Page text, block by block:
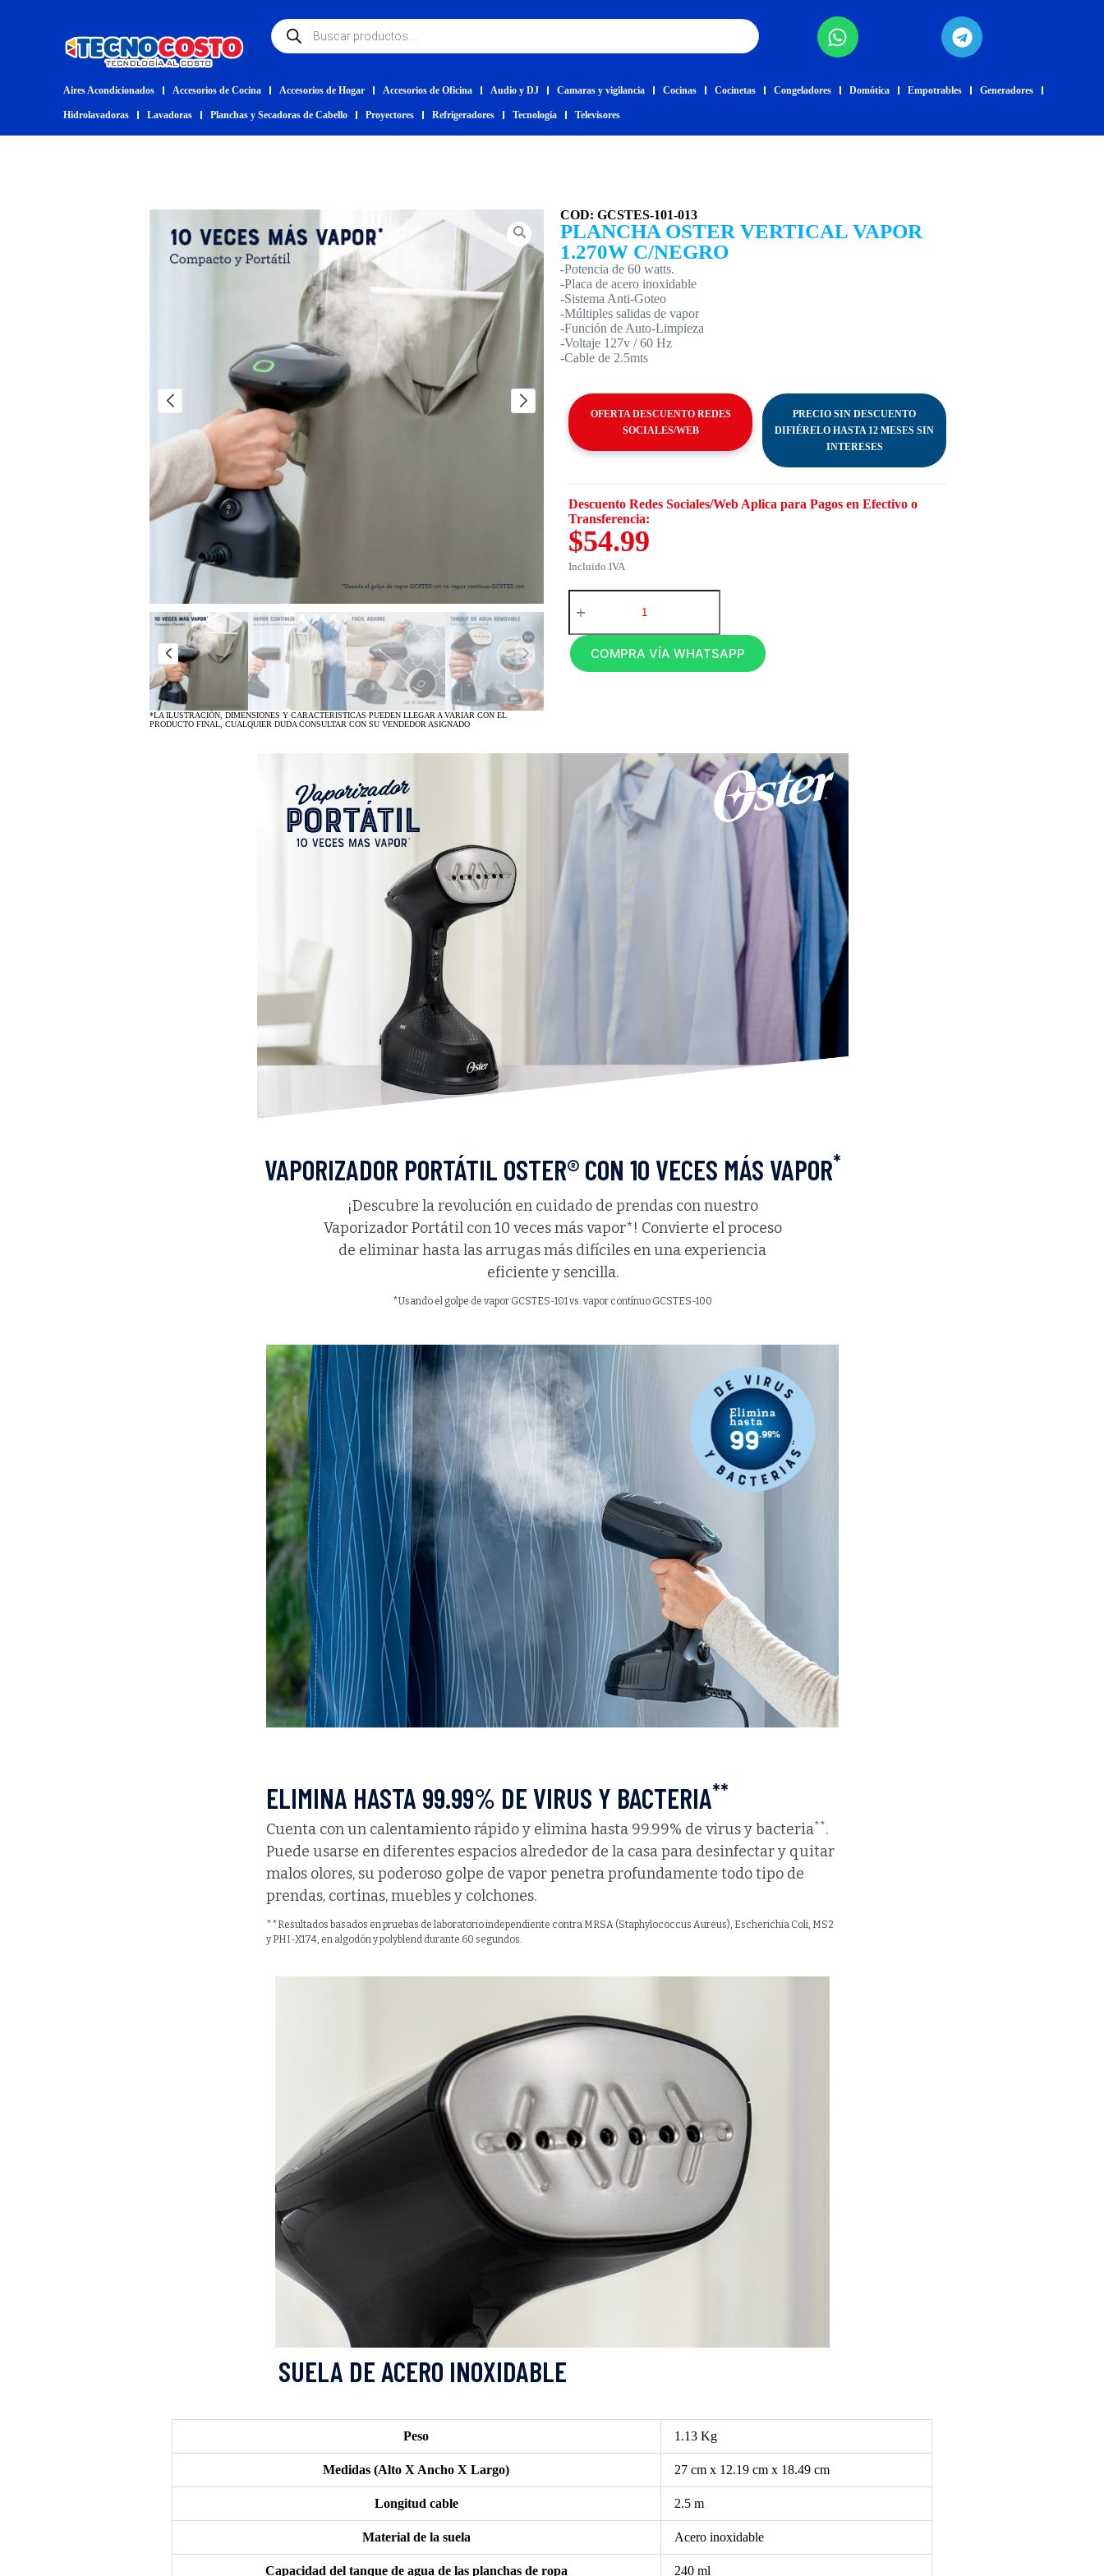
Aires Acondicionados Accesorios de Cocina Accesorios de Hogar Accesorios de Oficina Audio y DJ Camaras y vigilancia Cocinas Cocinetas Congeladores Domótica Empotrables Generadores
Hidrolavadoras Lavadoras Planchas y Secadoras de Cabello Proyectores Refrigeradores Tecnología Televisores
*LA ILUSTRACIÓN, DIMENSIONES Y CARACTERISTICAS PUEDEN LLEGAR A VARIAR CON EL
PRODUCTO FINAL, CUALQUIER DUDA CONSULTAR CON SU VENDEDOR ASIGNADO
COD: GCSTES-101-013
PLANCHA OSTER VERTICAL VAPOR
1.270W C/NEGRO
-Potencia de 60 watts.
-Placa de acero inoxidable
-Sistema Anti-Goteo
-Múltiples salidas de vapor
-Función de Auto-Limpieza
-Voltaje 127v / 60 Hz
-Cable de 2.5mts
OFERTA DESCUENTO REDES
SOCIALES/WEB
PRECIO SIN DESCUENTO
DIFIÉRELO HASTA 12 MESES SIN
INTERESES
Descuento Redes Sociales/Web Aplica para Pagos en Efectivo o
Transferencia:
$54.99
Incluido IVA
COMPRA VÍA WHATSAPP
Peso 1.13 Kg
Medidas (Alto X Ancho X Largo) 27 cm x 12.19 cm x 18.49 cm
Longitud cable 2.5 m
Material de la suela Acero inoxidable
Capacidad del tanque de agua de las planchas de ropa 240 ml